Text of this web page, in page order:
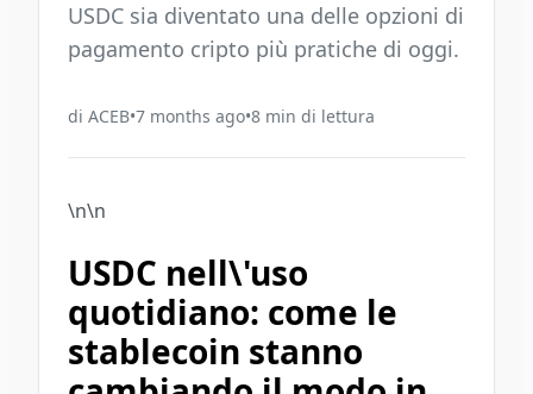
USDC sia diventato una delle opzioni di
pagamento cripto più pratiche di oggi.
di ACEB•7 months ago•8 min di lettura
\n\n
USDC nell\'uso
quotidiano: come le
stablecoin stanno